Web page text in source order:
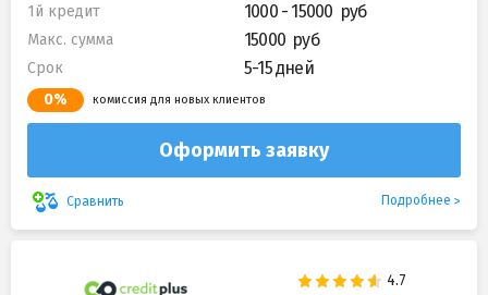
1й кредит 1000 - 15000
Макс. сумма 15000
Срок 5-15 дней
0% комиссия для новых клиентов
Оформить заявку
Сравнить Подробнее